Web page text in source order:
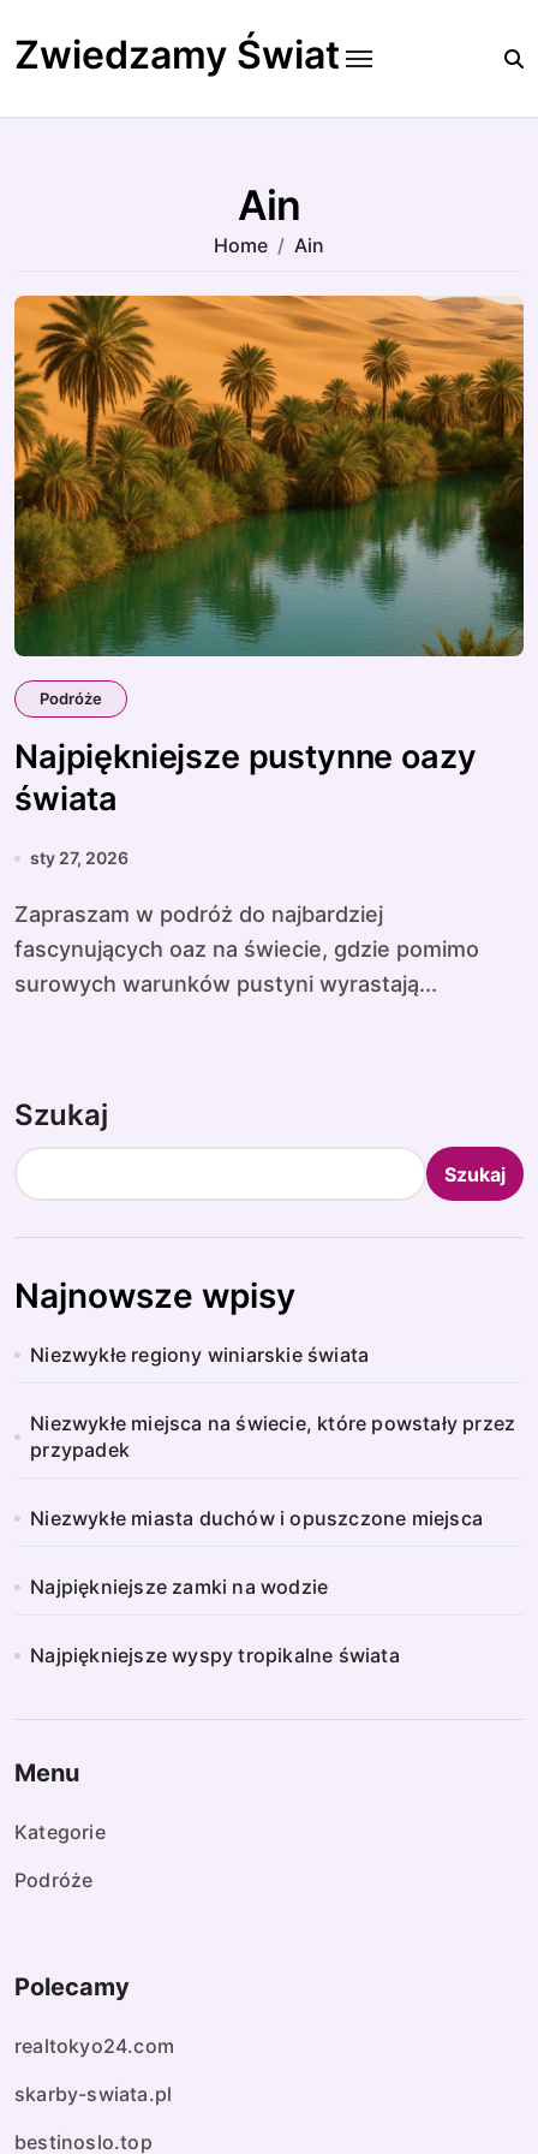
to
content
Zwiedzamy Świat
Ain
Home Ain
Podróże
Najpiękniejsze pustynne oazy
świata
sty 27, 2026
Zapraszam w podróż do najbardziej
fascynujących oaz na świecie, gdzie pomimo
surowych warunków pustyni wyrastają...
Szukaj
Szukaj
Najnowsze wpisy
Niezwykłe regiony winiarskie świata
Niezwykłe miejsca na świecie, które powstały przez
przypadek
Niezwykłe miasta duchów i opuszczone miejsca
Najpiękniejsze zamki na wodzie
Najpiękniejsze wyspy tropikalne świata
Menu
Kategorie
Podróże
Polecamy
realtokyo24.com
skarby-swiata.pl
bestinoslo.top